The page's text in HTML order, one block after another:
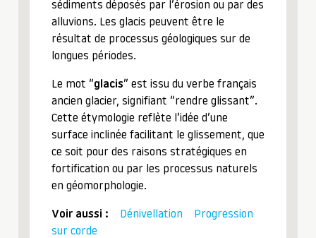
sédiments déposés par l’érosion ou par des
alluvions. Les glacis peuvent être le
résultat de processus géologiques sur de
longues périodes.
Le mot “glacis” est issu du verbe français
ancien glacier, signifiant “rendre glissant”.
Cette étymologie reflète l’idée d’une
surface inclinée facilitant le glissement, que
ce soit pour des raisons stratégiques en
fortification ou par les processus naturels
en géomorphologie.
Voir aussi : Dénivellation
Progression
sur corde